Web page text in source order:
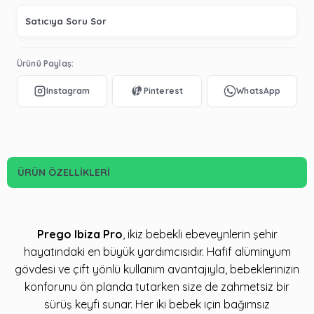
Satıcıya Soru Sor
Ürünü Paylaş:
ÜRÜN ÖZELLIKLERI
Prego Ibiza Pro, ikiz bebekli ebeveynlerin şehir
hayatındaki en büyük yardımcısıdır. Hafif alüminyum
gövdesi ve çift yönlü kullanım avantajıyla, bebeklerinizin
konforunu ön planda tutarken size de zahmetsiz bir
sürüş keyfi sunar. Her iki bebek için bağımsız